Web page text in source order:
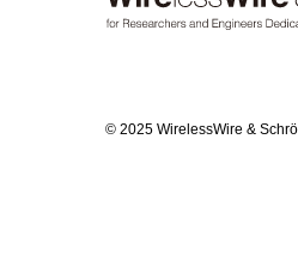
© 2025 WirelessWire &